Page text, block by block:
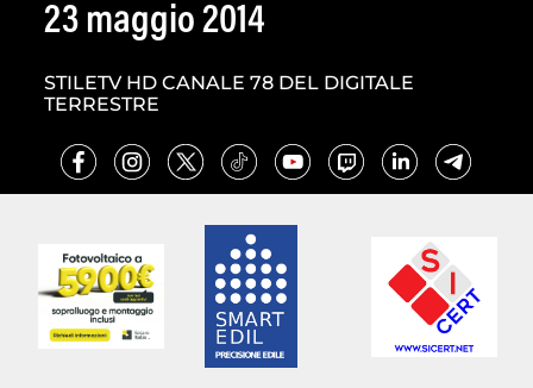
23 maggio 2014
STILETV HD CANALE 78 DEL DIGITALE
TERRESTRE